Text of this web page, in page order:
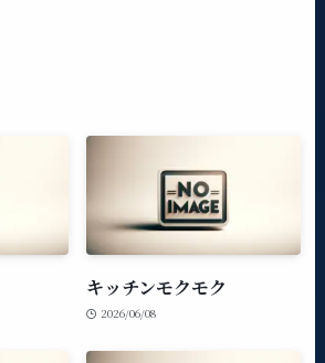
キッチンモクモク
2026/06/08